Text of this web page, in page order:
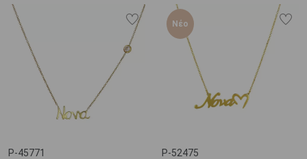
P-45771
Νέο
P-52475